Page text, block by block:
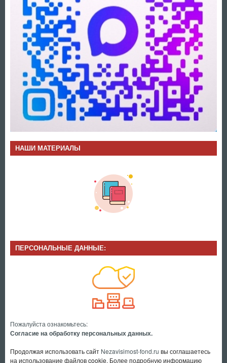
НАШИ МАТЕРИАЛЫ
ПЕРСОНАЛЬНЫЕ ДАННЫЕ:
Пожалуйста ознакомьтесь:
Согласие на обработку персональных данных.
Продолжая использовать сайт Nezavisimost-fond.ru вы соглашаетесь
на использование файлов cookie. Более подробную информацию